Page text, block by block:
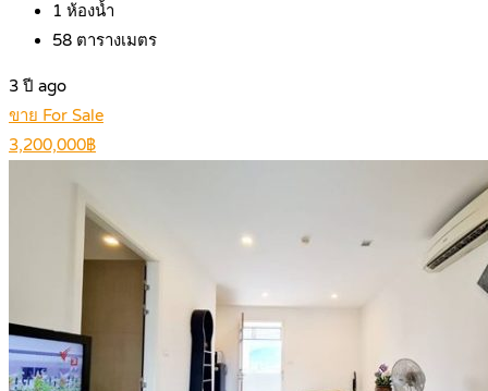
1 ห้องน้ำ
58 ตารางเมตร
3 ปี ago
ขาย For Sale
3,200,000฿